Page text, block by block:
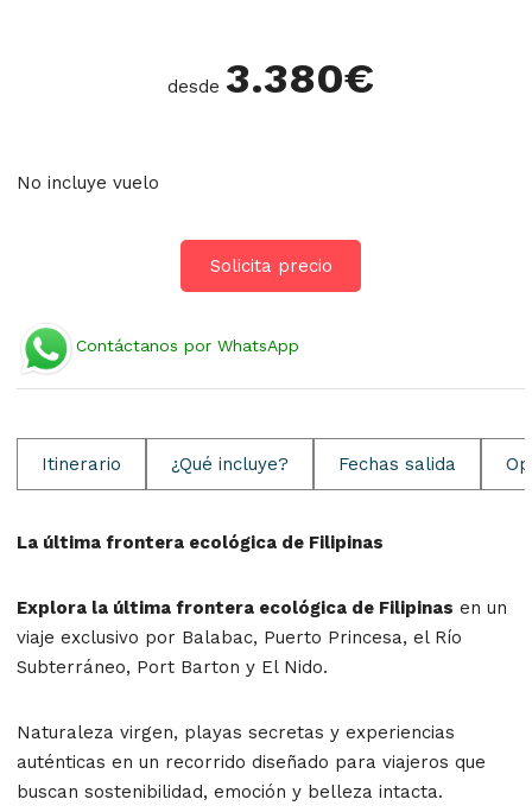
desde 3.380€
No incluye vuelo
Solicita precio
Contáctanos por WhatsApp
Itinerario ¿Qué incluye? Fechas salida
La última frontera ecológica de Filipinas
Explora la última frontera ecológica de Filipinas en un
viaje exclusivo por Balabac, Puerto Princesa, el Río
Subterráneo, Port Barton y El Nido.
Naturaleza virgen, playas secretas y experiencias
auténticas en un recorrido diseñado para viajeros que
buscan sostenibilidad, emoción y belleza intacta.